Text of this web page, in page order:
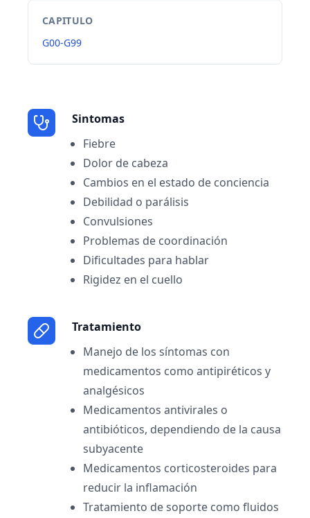
CAPITULO
G00-G99
Sintomas
Fiebre
Dolor de cabeza
Cambios en el estado de conciencia
Debilidad o parálisis
Convulsiones
Problemas de coordinación
Dificultades para hablar
Rigidez en el cuello
Tratamiento
Manejo de los síntomas con
medicamentos como antipiréticos y
analgésicos
Medicamentos antivirales o
antibióticos, dependiendo de la causa
subyacente
Medicamentos corticosteroides para
reducir la inflamación
Tratamiento de soporte como fluidos